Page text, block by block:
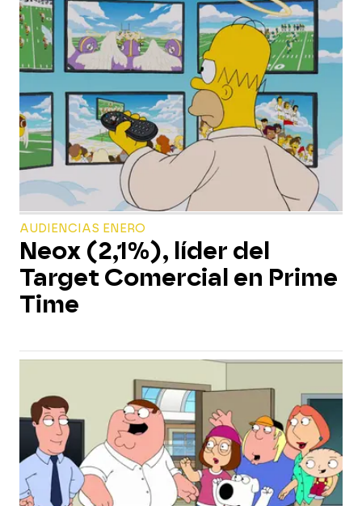
AUDIENCIAS ENERO
Neox (2,1%), líder del
Target Comercial en Prime
Time